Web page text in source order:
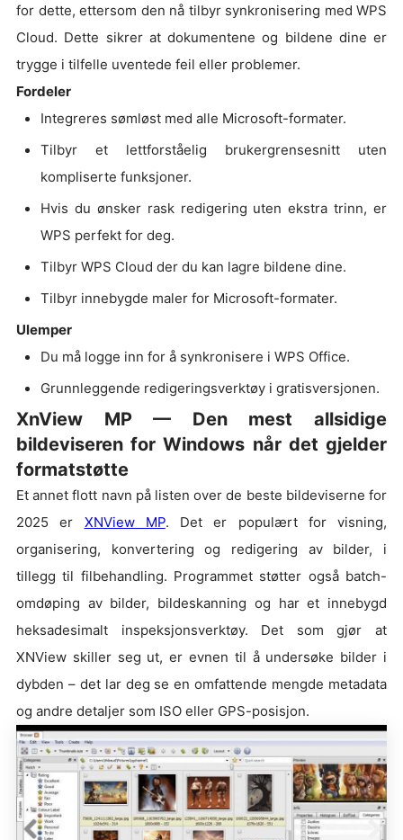
for dette, ettersom den nå tilbyr synkronisering med WPS
Cloud. Dette sikrer at dokumentene og bildene dine er
trygge i tilfelle uventede feil eller problemer.
Fordeler
Integreres sømløst med alle Microsoft-formater.
Tilbyr et lettforståelig brukergrensesnitt uten
kompliserte funksjoner.
Hvis du ønsker rask redigering uten ekstra trinn, er
WPS perfekt for deg.
Tilbyr WPS Cloud der du kan lagre bildene dine.
Tilbyr innebygde maler for Microsoft-formater.
Ulemper
Du må logge inn for å synkronisere i WPS Office.
Grunnleggende redigeringsverktøy i gratisversjonen.
XnView MP — Den mest allsidige
bildeviseren for Windows når det gjelder
formatstøtte
Et annet flott navn på listen over de beste bildeviserne for
2025 er XNView MP. Det er populært for visning,
organisering, konvertering og redigering av bilder, i
tillegg til filbehandling. Programmet støtter også batch-
omdøping av bilder, bildeskanning og har et innebygd
heksadesimalt inspeksjonsverktøy. Det som gjør at
XNView skiller seg ut, er evnen til å undersøke bilder i
dybden – det lar deg se en omfattende mengde metadata
og andre detaljer som ISO eller GPS-posisjon.